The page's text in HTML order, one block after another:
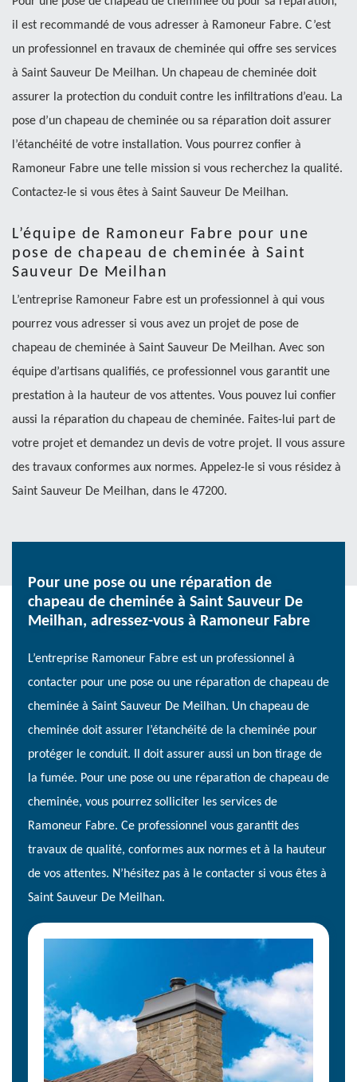
il est recommandé de vous adresser à Ramoneur Fabre. C’est
un professionnel en travaux de cheminée qui offre ses services
à Saint Sauveur De Meilhan. Un chapeau de cheminée doit
assurer la protection du conduit contre les infiltrations d’eau. La
pose d’un chapeau de cheminée ou sa réparation doit assurer
l’étanchéité de votre installation. Vous pourrez confier à
Ramoneur Fabre une telle mission si vous recherchez la qualité.
Contactez-le si vous êtes à Saint Sauveur De Meilhan.
L’équipe de Ramoneur Fabre pour une
pose de chapeau de cheminée à Saint
Sauveur De Meilhan
L’entreprise Ramoneur Fabre est un professionnel à qui vous
pourrez vous adresser si vous avez un projet de pose de
chapeau de cheminée à Saint Sauveur De Meilhan. Avec son
équipe d’artisans qualifiés, ce professionnel vous garantit une
prestation à la hauteur de vos attentes. Vous pouvez lui confier
aussi la réparation du chapeau de cheminée. Faites-lui part de
votre projet et demandez un devis de votre projet. Il vous assure
des travaux conformes aux normes. Appelez-le si vous résidez à
Saint Sauveur De Meilhan, dans le 47200.
Pour une pose ou une réparation de
chapeau de cheminée à Saint Sauveur De
Meilhan, adressez-vous à Ramoneur Fabre
L’entreprise Ramoneur Fabre est un professionnel à
contacter pour une pose ou une réparation de chapeau de
cheminée à Saint Sauveur De Meilhan. Un chapeau de
cheminée doit assurer l’étanchéité de la cheminée pour
protéger le conduit. Il doit assurer aussi un bon tirage de
la fumée. Pour une pose ou une réparation de chapeau de
cheminée, vous pourrez solliciter les services de
Ramoneur Fabre. Ce professionnel vous garantit des
travaux de qualité, conformes aux normes et à la hauteur
de vos attentes. N’hésitez pas à le contacter si vous êtes à
Saint Sauveur De Meilhan.